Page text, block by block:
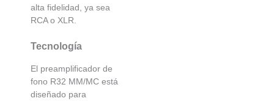
alta fidelidad, ya sea
RCA o XLR.
Tecnología
El preamplificador de
fono R32 MM/MC está
diseñado para